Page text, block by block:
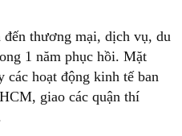
đến thương mại, dịch vụ, du
1 năm phục hồi. Mặt
các hoạt động kinh tế ban
giao các quận thí